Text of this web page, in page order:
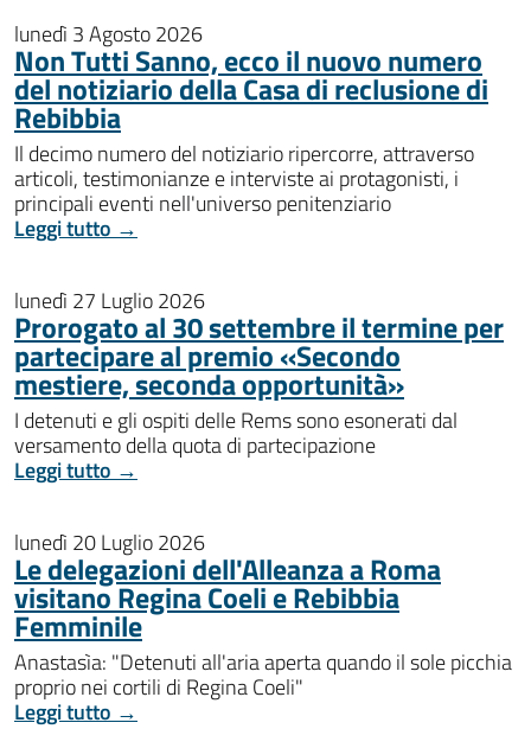
lunedì 3 Agosto 2026
Non Tutti Sanno, ecco il nuovo numero
del notiziario della Casa di reclusione di
Rebibbia
Il decimo numero del notiziario ripercorre, attraverso
articoli, testimonianze e interviste ai protagonisti, i
principali eventi nell'universo penitenziario
Leggi tutto →
lunedì 27 Luglio 2026
Prorogato al 30 settembre il termine per
partecipare al premio «Secondo
mestiere, seconda opportunità»
I detenuti e gli ospiti delle Rems sono esonerati dal
versamento della quota di partecipazione
Leggi tutto →
lunedì 20 Luglio 2026
Le delegazioni dell'Alleanza a Roma
visitano Regina Coeli e Rebibbia
Femminile
Anastasìa: "Detenuti all'aria aperta quando il sole picchia
proprio nei cortili di Regina Coeli"
Leggi tutto →